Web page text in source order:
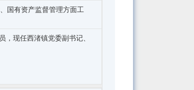
国有资产监督管理方面工
，现任西渚镇党委副书记、